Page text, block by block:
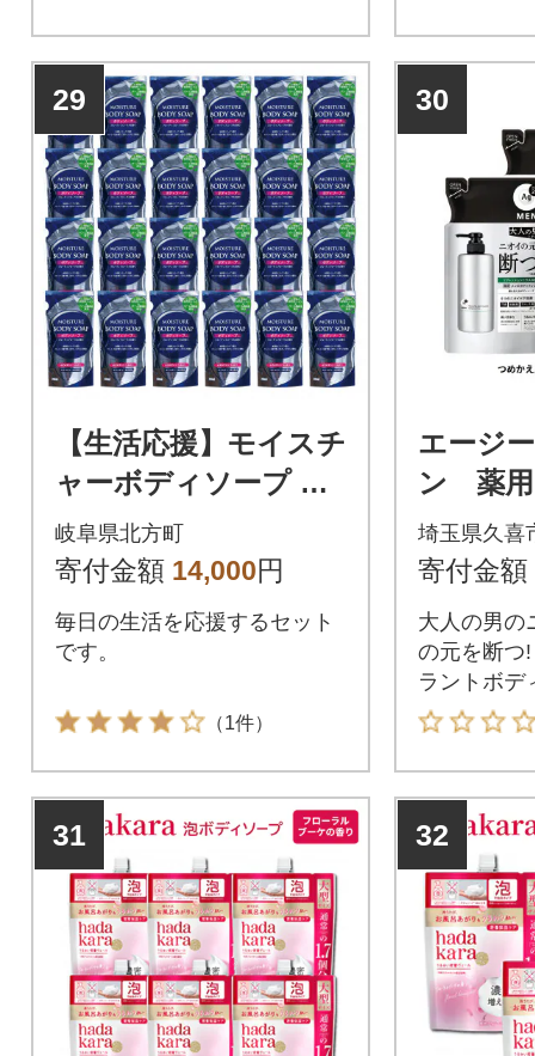
29
【生活応援】モイスチ
ャーボディソープ 詰
替 24個セット
岐阜県北方町
寄付金額 14,000円
毎日の生活を応援するセット
です。
（1件）
30
エージ
ン 薬用
ィクレ
品) つ
埼玉県久喜
寄付金額
大人の男の
の元を断つ
ラントボデ
31 32